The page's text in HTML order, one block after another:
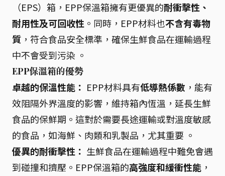
（EPS）箱，EPP保溫箱擁有更優異的耐衝擊性、
耐用性及可回收性 。同時，EPP材料也不含有毒物
質 ，符合食品安全標準，確保生鮮食品在運輸過程
中不會受到污染 。
EPP保溫箱的優勢
卓越的保溫性能： EPP材料具有低導熱係數 ，能有
效阻隔外界溫度的影響，維持箱內恆溫，延長生鮮
食品的保鮮期。這對於需要長途運輸或對溫度敏感
的食品，如海鮮、肉類和乳製品，尤其重要 。
優異的耐衝擊性： 生鮮食品在運輸過程中難免會遇
到碰撞和擠壓。EPP保溫箱的高強度和緩衝性能 ，